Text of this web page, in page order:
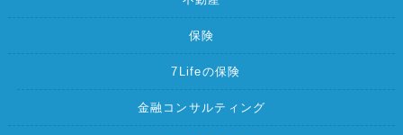
保険
7Lifeの保険
金融コンサルティング